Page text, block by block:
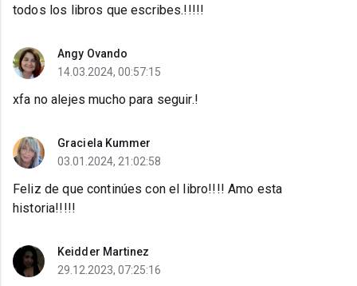
todos los libros que escribes.!!!!!
Angy Ovando
14.03.2024, 00:57:15
xfa no alejes mucho para seguir.!
Graciela Kummer
03.01.2024, 21:02:58
Feliz de que continúes con el libro!!!! Amo esta
historia!!!!!
Keidder Martinez
29.12.2023, 07:25:16